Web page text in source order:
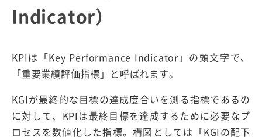
Indicator）
KPIは「Key Performance Indicator」の頭文字で、
「重要業績評価指標」と呼ばれます。
KGIが最終的な目標の達成度合いを測る指標であるの
に対して、KPIは最終目標を達成するために必要なプ
ロセスを数値化した指標。構図としては「KGIの配下